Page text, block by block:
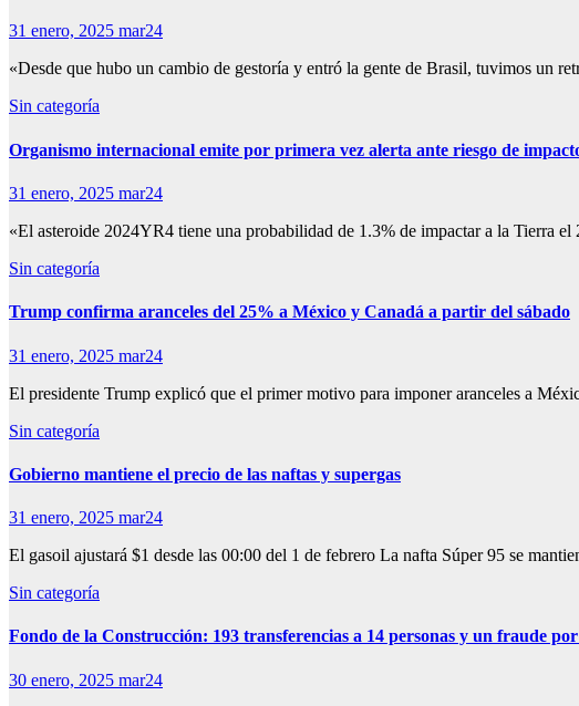
31 enero, 2025 mar24
«Desde que hubo un cambio de gestoría y entró la gente de Brasil, tuvimos un
Sin categoría
Organismo internacional emite por primera vez alerta ante riesgo de
31 enero, 2025 mar24
«El asteroide 2024YR4 tiene una probabilidad de 1.3% de impactar a la Tierra
Sin categoría
Trump confirma aranceles del 25% a México y Canadá a partir del sábado
31 enero, 2025 mar24
El presidente Trump explicó que el primer motivo para imponer aranceles a
Sin categoría
Gobierno mantiene el precio de las naftas y supergas
31 enero, 2025 mar24
El gasoil ajustará $1 desde las 00:00 del 1 de febrero La nafta Súper 95 se
Sin categoría
Fondo de la Construcción: 193 transferencias a 14 personas y un fraude
30 enero, 2025 mar24